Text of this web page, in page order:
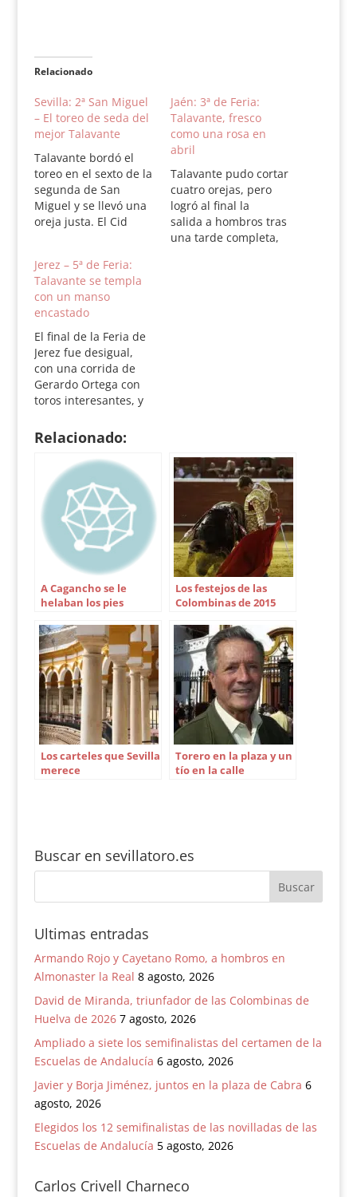
Relacionado
Sevilla: 2ª San Miguel
– El toreo de seda del
mejor Talavante
Talavante bordó el
toreo en el sexto de la
segunda de San
Miguel y se llevó una
oreja justa. El Cid
Castella pasaba
desapercibido.
TORREALTA / El Cid,
Castella y Alejandro
Talavante. Plaza de la
Maestranza. Sábado,
24 de septiembre de
2011. Segunda de…
Jaén: 3ª de Feria:
Talavante, fresco
como una rosa en
abril
Talavante pudo cortar
cuatro orejas, pero
logró al final la
salida a hombros tras
una tarde completa,
Jerez – 5ª de Feria:
Talavante se templa
con un manso
encastado
El final de la Feria de
Jerez fue desigual,
con una corrida de
Gerardo Ortega con
toros interesantes, y
acabaron de dar el
paso adelante, salvo
Talavante con el
sexto. Seis toros de
Gerardo Ortega, el
primero lidiado como
sobrero, de aceptable
presencia, justos de
raza,…
Relacionado:
A Cagancho se le
helaban los pies
Los festejos de las
Colombinas de 2015
Los carteles que Sevilla
merece
Torero en la plaza y un
tío en la calle
Buscar en sevillatoro.es
Ultimas entradas
Armando Rojo y Cayetano Romo, a hombros en
Almonaster la Real 8 agosto, 2026
David de Miranda, triunfador de las Colombinas de
Huelva de 2026 7 agosto, 2026
Ampliado a siete los semifinalistas del certamen de la
Escuelas de Andalucía 6 agosto, 2026
Javier y Borja Jiménez, juntos en la plaza de Cabra 6
agosto, 2026
Elegidos los 12 semifinalistas de las novilladas de las
Escuelas de Andalucía 5 agosto, 2026
Carlos Crivell Charneco